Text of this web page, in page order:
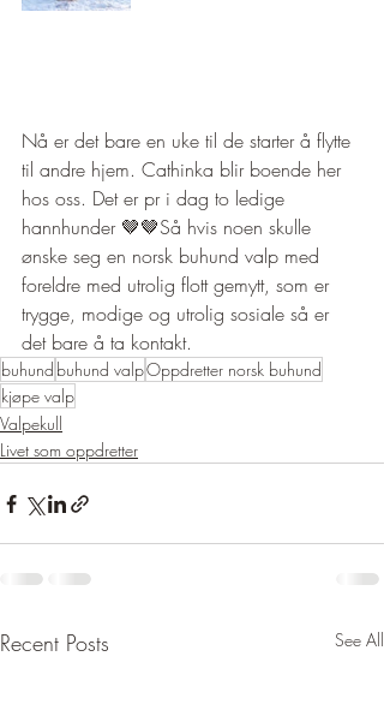
Nå er det bare en uke til de starter å flytte
til andre hjem. Cathinka blir boende her
hos oss. Det er pr i dag to ledige
hannhunder 🤎🤎Så hvis noen skulle
ønske seg en norsk buhund valp med
foreldre med utrolig flott gemytt, som er
trygge, modige og utrolig sosiale så er
det bare å ta kontakt.
buhund buhund valpOppdretter norsk buhund
kjøpe valp
Valpekull
Livet som oppdretter
Recent Posts See All